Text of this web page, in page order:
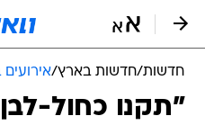
חדשות/חדשות בארץ/
"תקנו כחול-